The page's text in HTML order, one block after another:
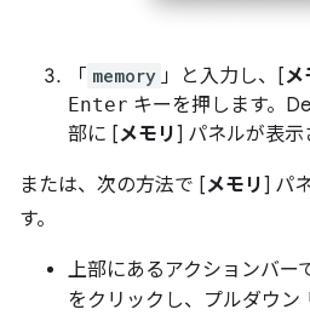
「 memory 」と入力し、[メ
Enter キーを押します。
部に [メモリ ] パネルが表示
または、次の方法で [メモリ ] パ
す。
上部にあるアクションバーで
をクリックし、プルダウン